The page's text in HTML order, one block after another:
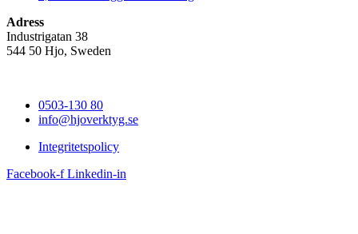
Adress
Industrigatan 38
544 50 Hjo, Sweden
0503-130 80
info@hjoverktyg.se
Integritetspolicy
Facebook-f Linkedin-in